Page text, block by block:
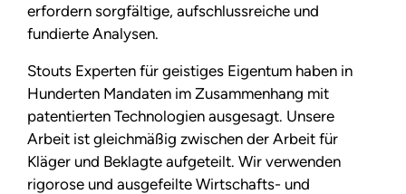
erfordern sorgfältige, aufschlussreiche und
fundierte Analysen.
Stouts Experten für geistiges Eigentum haben in
Hunderten Mandaten im Zusammenhang mit
patentierten Technologien ausgesagt. Unsere
Arbeit ist gleichmäßig zwischen der Arbeit für
Kläger und Beklagte aufgeteilt. Wir verwenden
rigorose und ausgefeilte Wirtschafts- und